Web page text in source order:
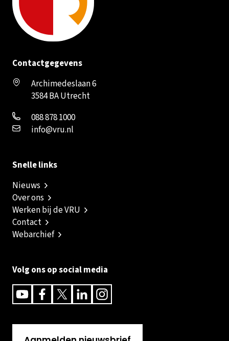
Contactgegevens
Archimedeslaan 6
3584 BA Utrecht
088 878 1000
info@vru.nl
Snelle links
Nieuws
Over ons
Werken bij de VRU
Contact
Webarchief
Volg ons op social media
YoutubeFacebookTwitterLinkedinInstagram